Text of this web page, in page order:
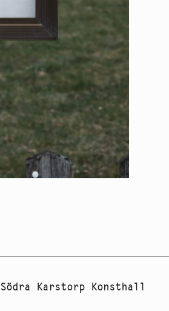
Södra Karstorp Konsthall